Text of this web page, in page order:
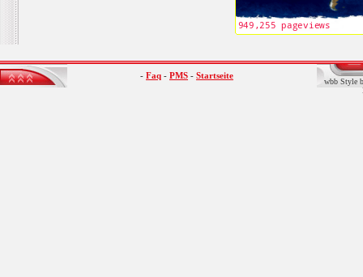
- Faq - PMS - Startseite
wbb Style